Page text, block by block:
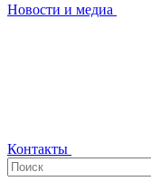
Новости и медиа
Контакты